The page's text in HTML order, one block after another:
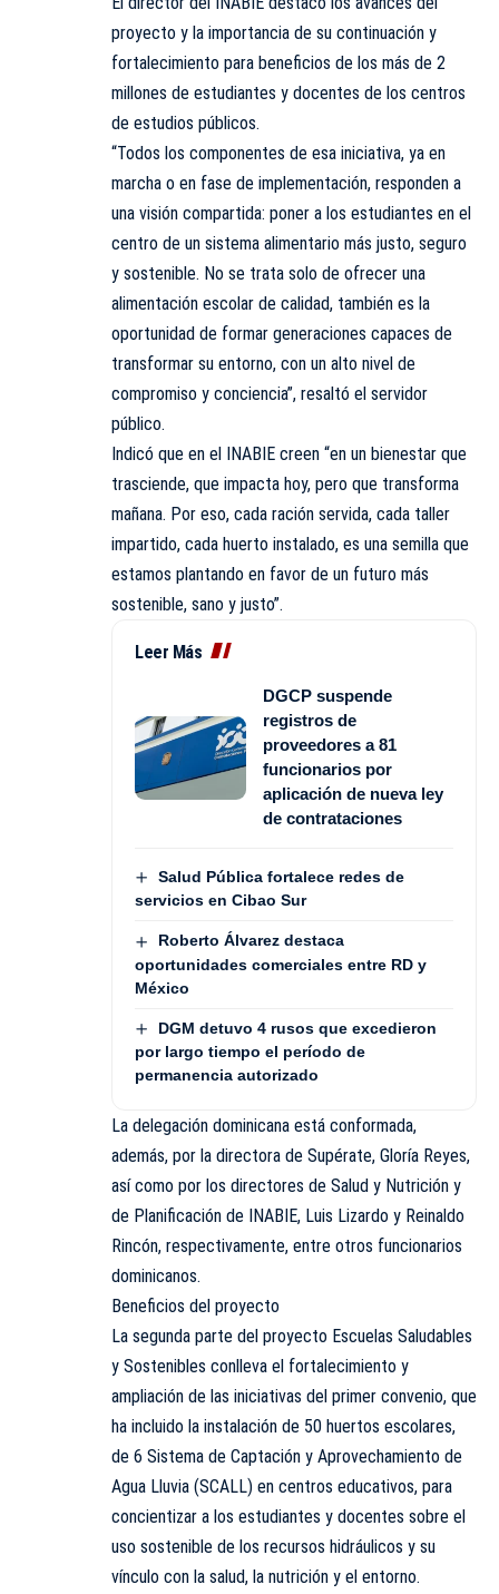
proyecto y la importancia de su continuación y
fortalecimiento para beneficios de los más de 2
millones de estudiantes y docentes de los centros
de estudios públicos.
“Todos los componentes de esa iniciativa, ya en
marcha o en fase de implementación, responden a
una visión compartida: poner a los estudiantes en el
centro de un sistema alimentario más justo, seguro
y sostenible. No se trata solo de ofrecer una
alimentación escolar de calidad, también es la
oportunidad de formar generaciones capaces de
transformar su entorno, con un alto nivel de
compromiso y conciencia”, resaltó el servidor
público.
Indicó que en el INABIE creen “en un bienestar que
trasciende, que impacta hoy, pero que transforma
mañana. Por eso, cada ración servida, cada taller
impartido, cada huerto instalado, es una semilla que
estamos plantando en favor de un futuro más
sostenible, sano y justo”.
Leer Más
DGCP suspende
registros de
proveedores a 81
funcionarios por
aplicación de nueva ley
de contrataciones
Salud Pública fortalece redes de
servicios en Cibao Sur
Roberto Álvarez destaca
oportunidades comerciales entre RD y
México
DGM detuvo 4 rusos que excedieron
por largo tiempo el período de
permanencia autorizado
La delegación dominicana está conformada,
además, por la directora de Supérate, Gloría Reyes,
así como por los directores de Salud y Nutrición y
de Planificación de INABIE, Luis Lizardo y Reinaldo
Rincón, respectivamente, entre otros funcionarios
dominicanos.
Beneficios del proyecto
La segunda parte del proyecto Escuelas Saludables
y Sostenibles conlleva el fortalecimiento y
ampliación de las iniciativas del primer convenio, que
ha incluido la instalación de 50 huertos escolares,
de 6 Sistema de Captación y Aprovechamiento de
Agua Lluvia (SCALL) en centros educativos, para
concientizar a los estudiantes y docentes sobre el
uso sostenible de los recursos hidráulicos y su
vínculo con la salud, la nutrición y el entorno.